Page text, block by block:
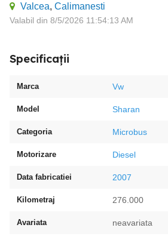
Valcea, Calimanesti
Valabil din 8/5/2026 11:54:13 AM
Specificații
Marca Vw
Model Sharan
Categoria Microbus
Motorizare Diesel
Data fabricatiei 2007
Kilometraj 276.000
Avariata neavariata